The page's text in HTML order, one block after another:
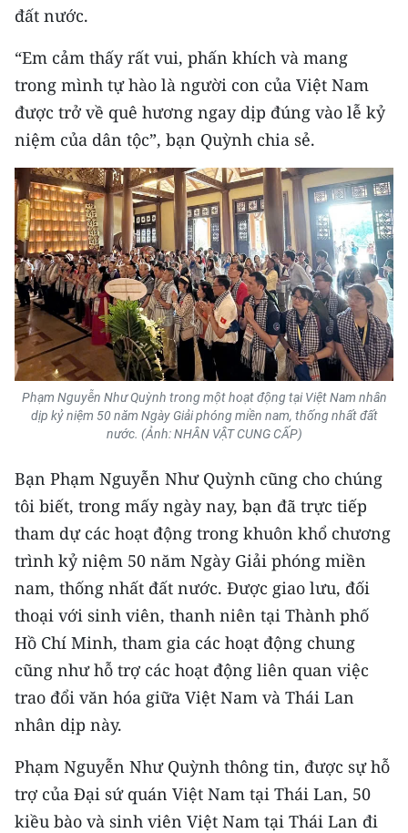
đất nước.
“Em cảm thấy rất vui, phấn khích và mang
trong mình tự hào là người con của Việt Nam
được trở về quê hương ngay dịp đúng vào lễ kỷ
niệm của dân tộc”, bạn Quỳnh chia sẻ.
Phạm Nguyễn Như Quỳnh trong một hoạt động tại Việt Nam nhân
dịp kỷ niệm 50 năm Ngày Giải phóng miền nam, thống nhất đất
nước. (Ảnh: NHÂN VẬT CUNG CẤP)
Bạn Phạm Nguyễn Như Quỳnh cũng cho chúng
tôi biết, trong mấy ngày nay, bạn đã trực tiếp
tham dự các hoạt động trong khuôn khổ chương
trình kỷ niệm 50 năm Ngày Giải phóng miền
nam, thống nhất đất nước. Được giao lưu, đối
thoại với sinh viên, thanh niên tại Thành phố
Hồ Chí Minh, tham gia các hoạt động chung
cũng như hỗ trợ các hoạt động liên quan việc
trao đổi văn hóa giữa Việt Nam và Thái Lan
nhân dịp này.
Phạm Nguyễn Như Quỳnh thông tin, được sự hỗ
trợ của Đại sứ quán Việt Nam tại Thái Lan, 50
kiều bào và sinh viên Việt Nam tại Thái Lan đi